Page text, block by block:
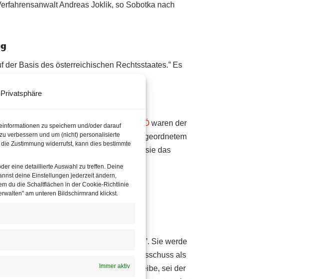
zu speichern und/oder darauf
verbessern und um (nicht) personalisierte
Zustimmung widerrufst, kann dies bestimmte
eine detaillierte Auswahl zu treffen. Deine
deine Einstellungen jederzeit ändern,
du die Schaltflächen in der Cookie-Richtlinie
am unteren Bildschirmrand klickst.
Immer aktiv
Andreas Joklik, so Sobotka nach
der Basis des österreichischen Rechtsstaates.” Es
den Tisch zu legen.
SPÖ und Neos als auch die FPÖ waren der
Die Grünen sollen laut FPÖ-Abgeordnetem
haben. “Offensichtlich wussten sie das
überhaupt nicht nachvollziehbar”. Sie werde
Anwalt erhalte, um es dann dem Ausschuss als
wohl angreifen.” Was bleibe, sei der